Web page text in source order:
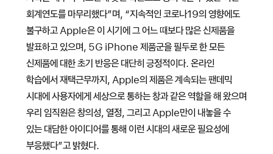
회계연도를 마무리했다”며, “지속적인 코로나19의 영향에도
불구하고 Apple은 이 시기에 그 어느 때보다 많은 신제품을
발표하고 있으며, 5G iPhone 제품군을 필두로 한 모든
신제품에 대한 초기 반응은 대단히 긍정적이다. 온라인
학습에서 재택근무까지, Apple의 제품은 계속되는 팬데믹
시대에 사용자에게 세상으로 통하는 창과 같은 역할을 해 왔으며
우리 임직원은 창의성, 열정, 그리고 Apple만이 내놓을 수
있는 대담한 아이디어를 통해 이런 시대의 새로운 필요성에
부응했다”고 밝혔다.